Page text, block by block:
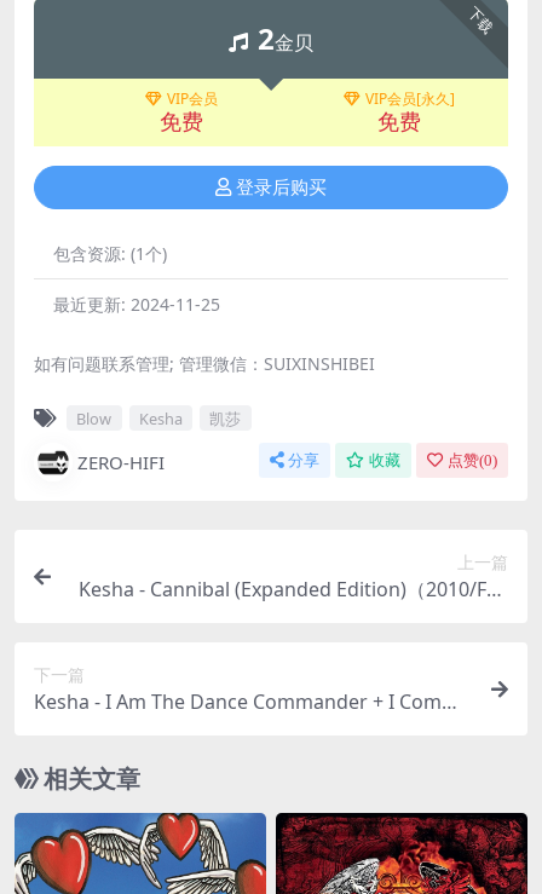
下载
2金贝
VIP会员
免费
VIP会员[永久]
免费
登录后购买
包含资源: (1个)
最近更新: 2024-11-25
如有问题联系管理; 管理微信：SUIXINSHIBEI
Blow Kesha 凯莎
ZERO-HIFI 分享 收藏 点赞(0)
上一篇
Kesha - Cannibal (Expanded Edition)（2010/FLA
下一篇
Kesha - I Am The Dance Commander + I Comma
C/分轨/353M）
相关文章